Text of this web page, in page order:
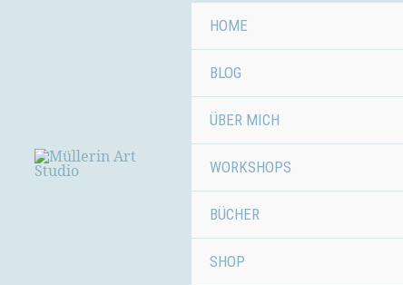
HOME
BLOG
ÜBER MICH
WORKSHOPS
BÜCHER
SHOP